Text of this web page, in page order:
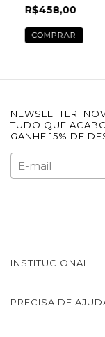
R$458,00
COMPRAR
NEWSLETTER:
TUDO QUE
GANHE 15% DE
INSTITUCIONAL
PRECISA DE